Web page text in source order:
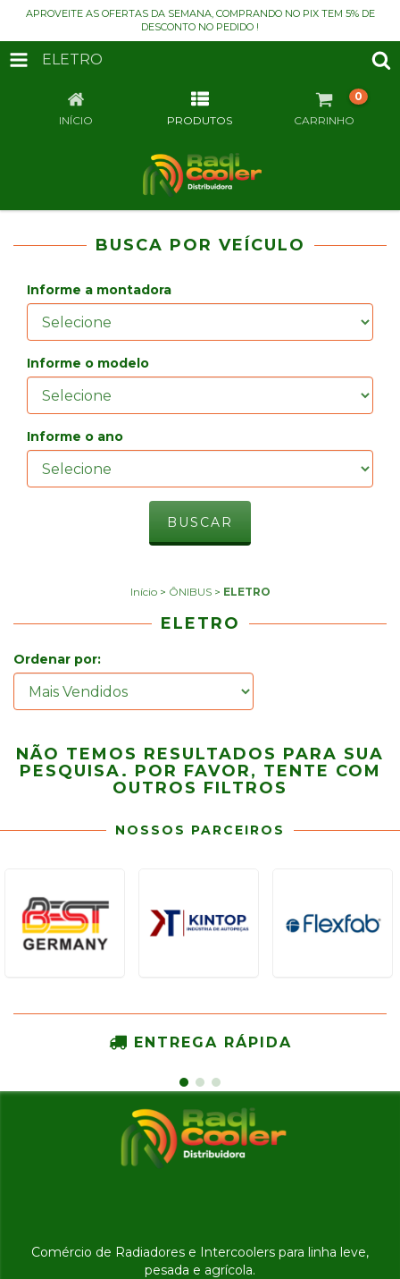
APROVEITE AS OFERTAS DA SEMANA, COMPRANDO NO PIX TEM 5% DE
DESCONTO NO PEDIDO !
ELETRO
INÍCIO PRODUTOS CARRINHO
0
BUSCA POR VEÍCULO
Informe a montadora
Informe o modelo
Informe o ano
Início > ÔNIBUS > ELETRO
ELETRO
Ordenar por:
NÃO TEMOS RESULTADOS PARA SUA
PESQUISA. POR FAVOR, TENTE COM
OUTROS FILTROS
NOSSOS PARCEIROS
ENTREGA RÁPIDA
Comércio de Radiadores e Intercoolers para linha leve,
pesada e agrícola.